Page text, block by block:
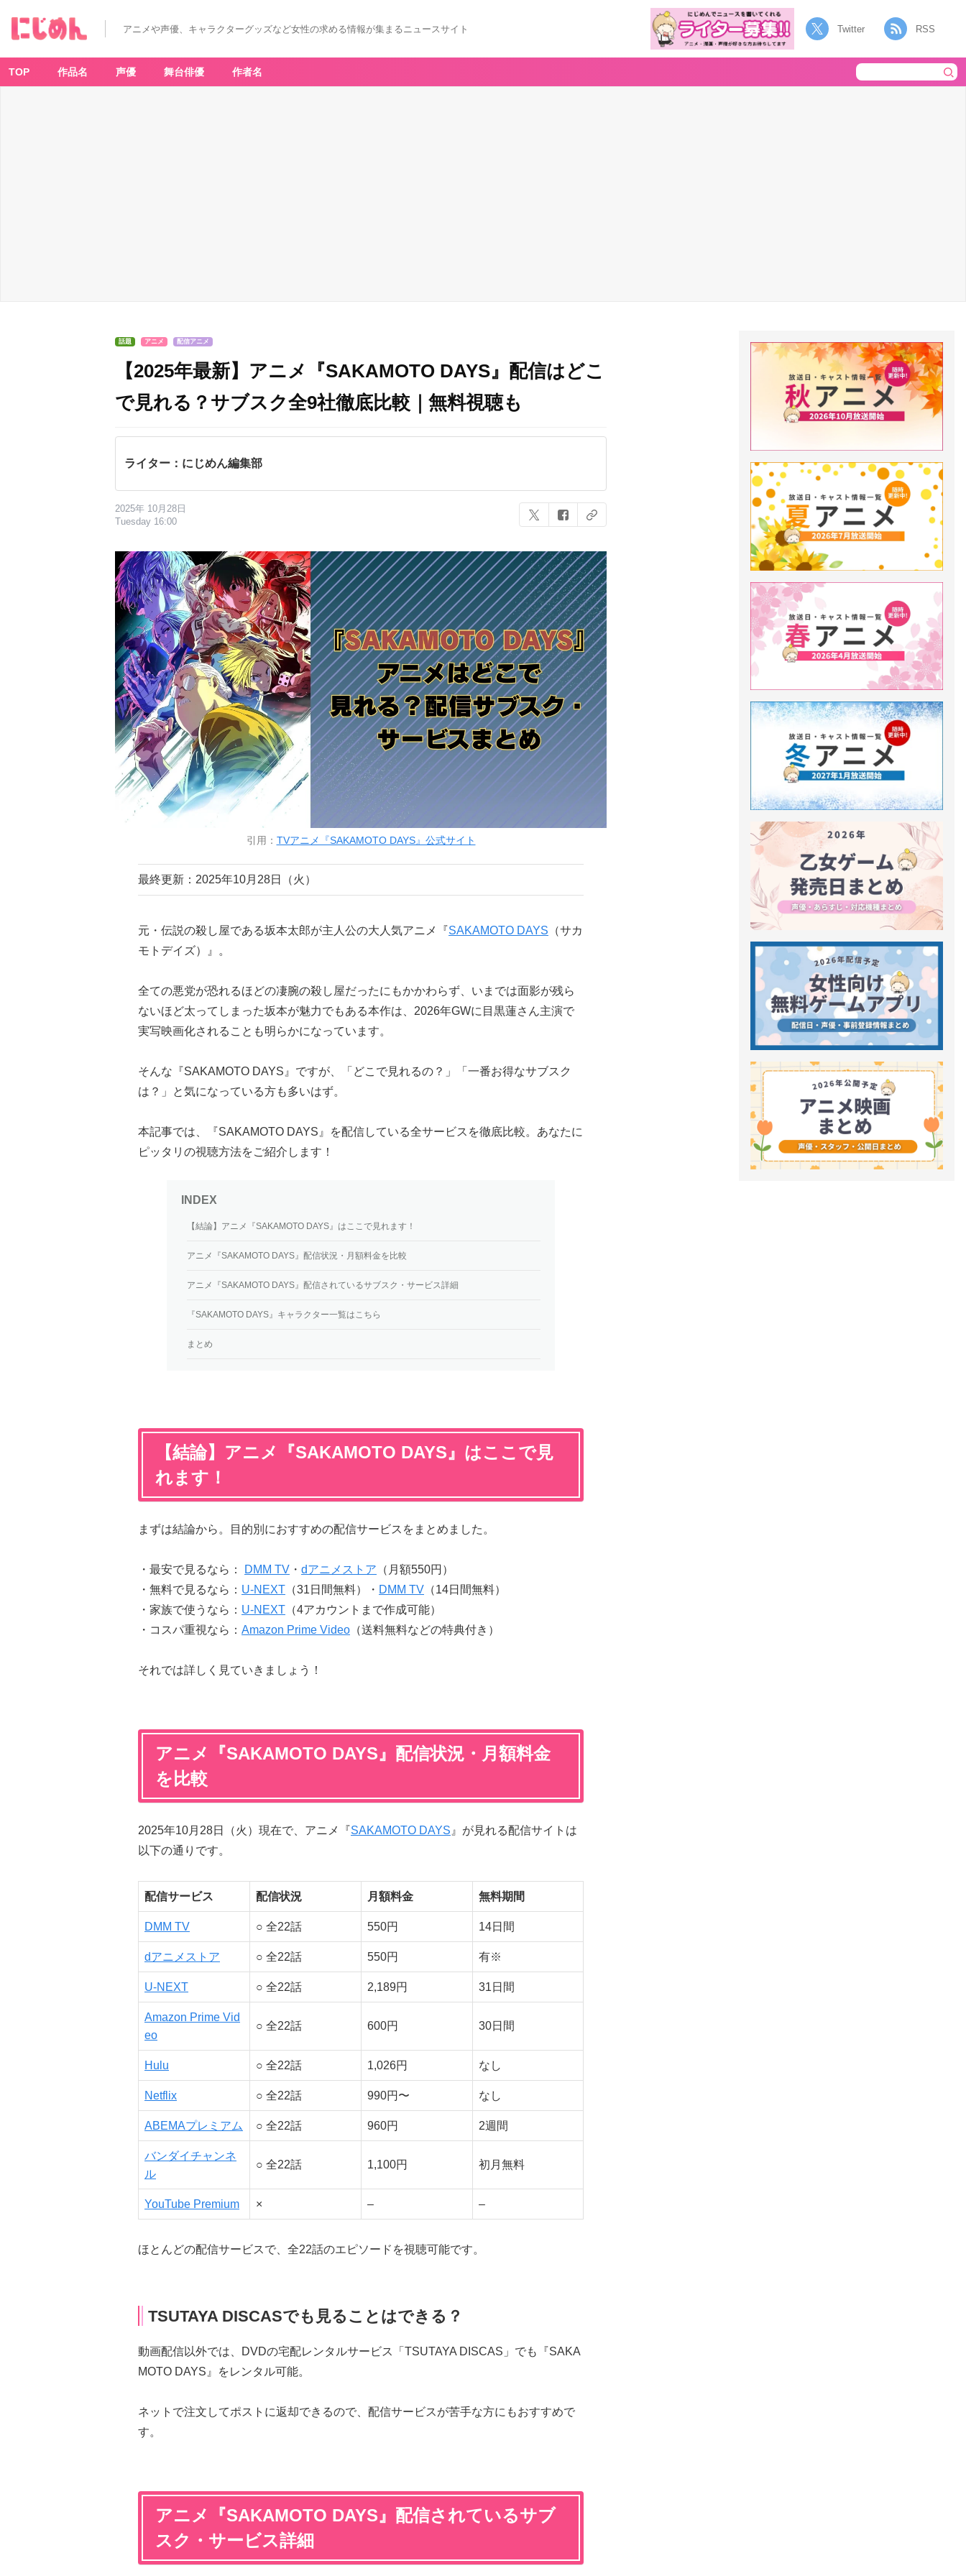
アニメや声優、キャラクターグッズなど女性の求める情報が集まるニュースサイト Twitter RSS
TOP 作品名 声優 舞台俳優 作者名
話題 アニメ 配信アニメ
【2025年最新】アニメ『SAKAMOTO DAYS』配信はどこ
で見れる？サブスク全9社徹底比較｜無料視聴も
ライター：にじめん編集部
2025年 10月28日
Tuesday 16:00
引用： TVアニメ『SAKAMOTO DAYS』公式サイト
最終更新：2025年10月28日（火）
元・伝説の殺し屋である坂本太郎が主人公の大人気アニメ『SAKAMOTO DAYS （サカ
モトデイズ）』。
全ての悪党が恐れるほどの凄腕の殺し屋だったにもかかわらず、いまでは面影が残ら
ないほど太ってしまった坂本が魅力でもある本作は、2026年GWに目黒蓮さん主演で
実写映画化されることも明らかになっています。
そんな『SAKAMOTO DAYS』ですが、「どこで見れるの？」「一番お得なサブスク
は？」と気になっている方も多いはず。
本記事では、『SAKAMOTO DAYS』を配信している全サービスを徹底比較。あなたに
ピッタリの視聴方法をご紹介します！
【結論】アニメ『SAKAMOTO DAYS』はここで見れます！
アニメ『SAKAMOTO DAYS』配信状況・月額料金を比較
アニメ『SAKAMOTO DAYS』配信されているサブスク・サービス詳細
『SAKAMOTO DAYS』キャラクター一覧はこちら
まとめ
【結論】アニメ『SAKAMOTO DAYS』はここで見
れます！
まずは結論から。目的別におすすめの配信サービスをまとめました。
・最安で見るなら： DMM TV ・ dアニメストア （月額550円）
・無料で見るなら： U-NEXT （31日間無料）・ DMM TV （14日間無料）
・家族で使うなら： U-NEXT （4アカウントまで作成可能）
・コスパ重視なら： Amazon Prime Video （送料無料などの特典付き）
それでは詳しく見ていきましょう！
アニメ『SAKAMOTO DAYS』配信状況・月額料金
を比較
2025年10月28日（火）現在で、アニメ『SAKAMOTO DAYS 』が見れる配信サイトは
以下の通りです。
配信サービス 配信状況 月額料金 無料期間
DMM TV ○ 全22話 550円 14日間
dアニメストア ○ 全22話 550円 有※
U-NEXT ○ 全22話 2,189円 31日間
Amazon Prime Vid
eo
○ 全22話 600円 30日間
Hulu ○ 全22話 1,026円 なし
Netflix ○ 全22話 990円〜 なし
ABEMAプレミアム ○ 全22話 960円 2週間
バンダイチャンネ
ル
○ 全22話 1,100円 初月無料
YouTube Premium × – –
ほとんどの配信サービスで、全22話のエピソードを視聴可能です。
TSUTAYA DISCASでも見ることはできる？
動画配信以外では、DVDの宅配レンタルサービス「TSUTAYA DISCAS」でも『SAKA
MOTO DAYS』をレンタル可能。
ネットで注文してポストに返却できるので、配信サービスが苦手な方にもおすすめで
す。
アニメ『SAKAMOTO DAYS』配信されているサブ
スク・サービス詳細